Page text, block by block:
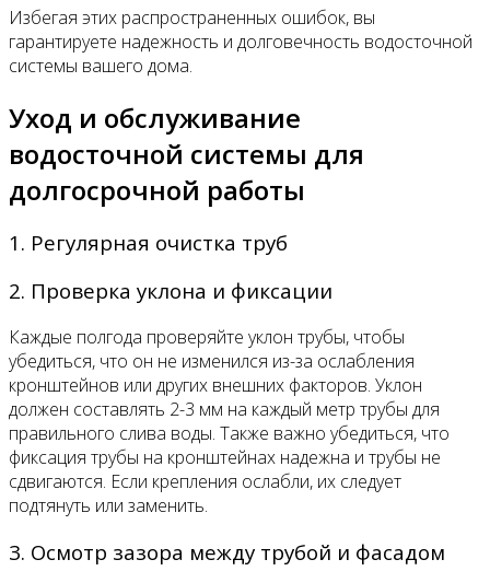
Избегая этих распространенных ошибок, вы
гарантируете надежность и долговечность водосточной
системы вашего дома.
Уход и обслуживание
водосточной системы для
долгосрочной работы
1. Регулярная очистка труб
2. Проверка уклона и фиксации
Каждые полгода проверяйте уклон трубы, чтобы
убедиться, что он не изменился из-за ослабления
кронштейнов или других внешних факторов. Уклон
должен составлять 2-3 мм на каждый метр трубы для
правильного слива воды. Также важно убедиться, что
фиксация трубы на кронштейнах надежна и трубы не
сдвигаются. Если крепления ослабли, их следует
подтянуть или заменить.
3. Осмотр зазора между трубой и фасадом